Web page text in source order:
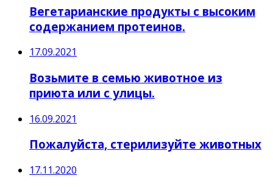
Вегетарианские продукты с высоким
содержанием протеинов.
17.09.2021
Возьмите в семью животное из
приюта или с улицы.
16.09.2021
Пожалуйста, стерилизуйте животных
17.11.2020